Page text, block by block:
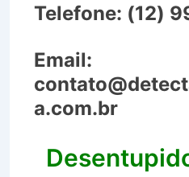
Telefone: (12)
Email:
a.com.br